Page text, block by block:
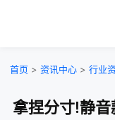
首页 > 资讯中心 > 行业
拿捏分寸!静